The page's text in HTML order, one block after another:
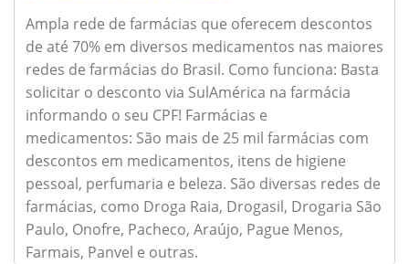
Ampla rede de farmácias que oferecem descontos
de até 70% em diversos medicamentos nas maiores
redes de farmácias do Brasil. Como funciona: Basta
solicitar o desconto via SulAmérica na farmácia
informando o seu CPF! Farmácias e
medicamentos: São mais de 25 mil farmácias com
descontos em medicamentos, itens de higiene
pessoal, perfumaria e beleza. São diversas redes de
farmácias, como Droga Raia, Drogasil, Drogaria São
Paulo, Onofre, Pacheco, Araújo, Pague Menos,
Farmais, Panvel e outras.